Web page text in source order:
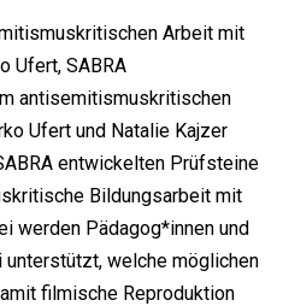
Arbeit mit
Ufert, SABRA
antisemitismuskritischen
Ufert und Natalie Kajzer
entwickelten Prüfsteine
Bildungsarbeit mit
werden Pädagog*innen und
welche möglichen
filmische Reproduktion